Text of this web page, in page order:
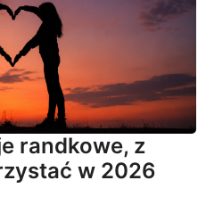
randkowe, z
w 2026